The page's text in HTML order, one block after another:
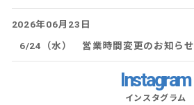
2026年06月23日
6/24（水） 営業時間変更のお知らせ
Instagram
インスタグラム